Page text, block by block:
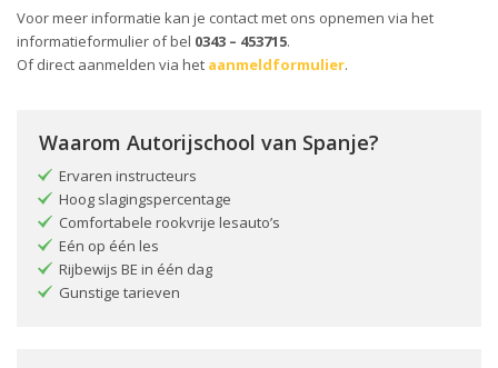
Voor meer informatie kan je contact met ons opnemen via het
informatieformulier of bel 0343 – 453715.
Of direct aanmelden via het aanmeldformulier.
Waarom Autorijschool van Spanje?
Ervaren instructeurs
Hoog slagingspercentage
Comfortabele rookvrije lesauto’s
Eén op één les
Rijbewijs BE in één dag
Gunstige tarieven